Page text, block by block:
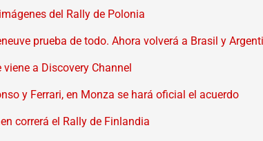
del Rally de Polonia
prueba de todo. Ahora volverá a Brasil y
viene a Discovery Channel
y Ferrari, en Monza se hará oficial el acuerdo
correrá el Rally de Finlandia